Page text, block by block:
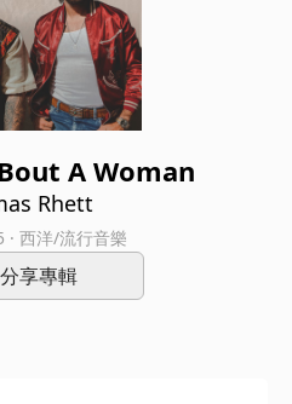
A Woman
Rhett
· 西洋/流行音樂
分享專輯